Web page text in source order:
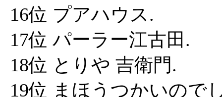
16位 プアハウス.
17位 パーラー江古田.
18位 とりや 吉衛門.
19位 まほうつかいので